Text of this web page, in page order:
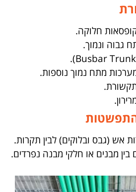
חלוקה.
גבוה ונמוך.
מתח נמוך נוספות.
התפשטות
אש (גבס ובלוקים) לבין תקרות.
בין מבנים או חלקי מבנה נפרדים.